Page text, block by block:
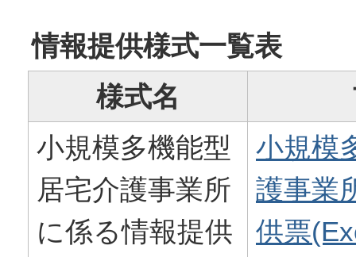
情報提供様式一覧表
様式名
小規模多機能型
居宅介護事業所
に係る情報提供
小規模
護事業
供票